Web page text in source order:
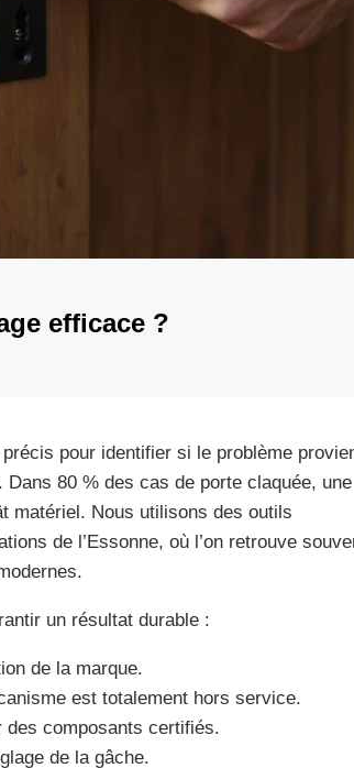
efficace ?
pour identifier si le problème
80 % des cas de porte claquée, une
matériel. Nous utilisons des outils
de l’Essonne, où l’on retrouve
un résultat durable :
de la marque.
est totalement hors service.
des composants certifiés.
de la gâche.